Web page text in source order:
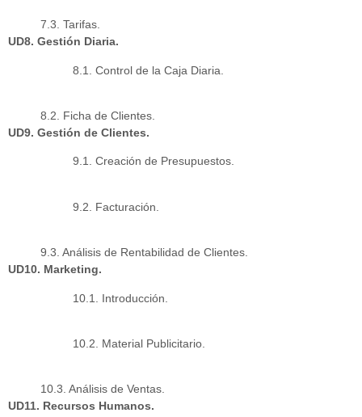
7.3. Tarifas.
UD8. Gestión Diaria.
8.1. Control de la Caja Diaria.
8.2. Ficha de Clientes.
UD9. Gestión de Clientes.
9.1. Creación de Presupuestos.
9.2. Facturación.
9.3. Análisis de Rentabilidad de Clientes.
UD10. Marketing.
10.1. Introducción.
10.2. Material Publicitario.
10.3. Análisis de Ventas.
UD11. Recursos Humanos.